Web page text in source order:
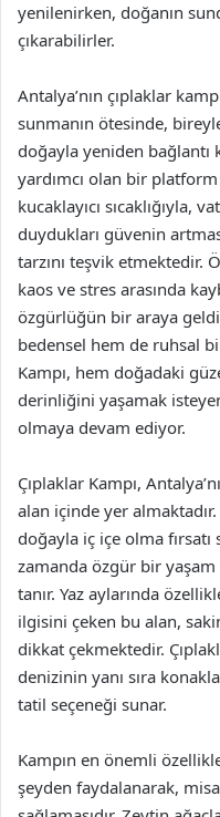
yenilenirken, doğanın
çıkarabilirler.
Antalya’nın çıplaklar
sunmanın ötesinde,
doğayla yeniden bağlantı
yardımcı olan bir
kucaklayıcı sıcaklığıyla,
duydukları güvenin
tarzını teşvik etmektedir.
kaos ve stres arasında
özgürlüğün bir araya
bedensel hem de ruhsal
Kampı, hem doğadaki
derinliğini yaşamak
olmaya devam ediyor.
Çıplaklar Kampı,
alan içinde yer
doğayla iç içe olma fırsatı
zamanda özgür bir yaşam
tanır. Yaz aylarında
ilgisini çeken bu alan,
dikkat çekmektedir.
denizinin yanı sıra
tatil seçeneği sunar.
Kampın en önemli
şeyden faydalanarak,